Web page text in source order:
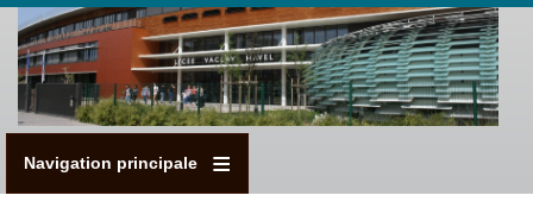
Aller
au
contenu
principal
Navigation principale